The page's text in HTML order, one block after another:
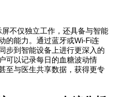
不仅独立工作，还具备与智能
的能力。通过蓝牙或Wi-Fi连
步到智能设备上进行更深入的
可以记录每日的血糖波动情
至与医生共享数据，获得更专